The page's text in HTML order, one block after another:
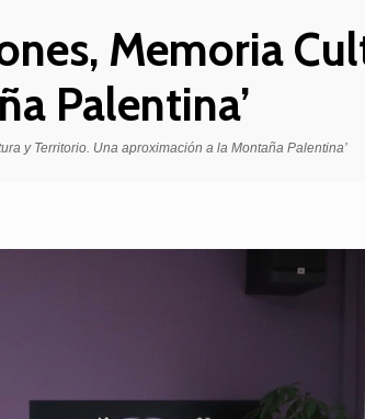
Memoria
Palentina’
y Territorio. Una aproximación a la Montaña Palentina’